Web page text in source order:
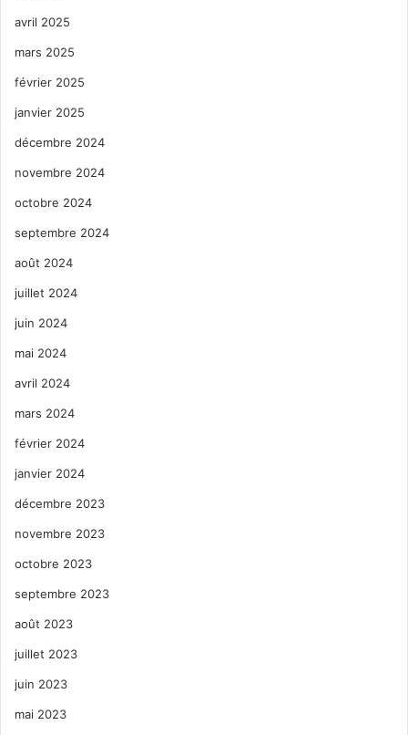
avril 2025
mars 2025
février 2025
janvier 2025
décembre 2024
novembre 2024
octobre 2024
septembre 2024
août 2024
juillet 2024
juin 2024
mai 2024
avril 2024
mars 2024
février 2024
janvier 2024
décembre 2023
novembre 2023
octobre 2023
septembre 2023
août 2023
juillet 2023
juin 2023
mai 2023